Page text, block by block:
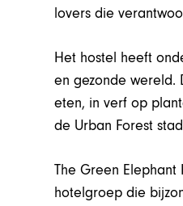
lovers die
Het hostel heeft
en gezonde wereld.
eten, in verf op
de Urban Forest
The Green
hotelgroep die